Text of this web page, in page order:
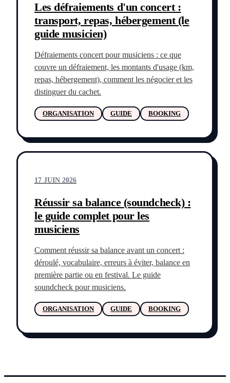
Les défraiements d'un concert :
transport, repas, hébergement (le
guide musicien)
Défraiements concert pour musiciens : ce que
couvre un défraiement, les montants d'usage (km,
repas, hébergement), comment les négocier et les
distinguer du cachet.
ORGANISATION GUIDE BOOKING
17 JUIN 2026
Réussir sa balance (soundcheck) :
le guide complet pour les
musiciens
Comment réussir sa balance avant un concert :
déroulé, vocabulaire, erreurs à éviter, balance en
première partie ou en festival. Le guide
soundcheck pour musiciens.
ORGANISATION GUIDE BOOKING